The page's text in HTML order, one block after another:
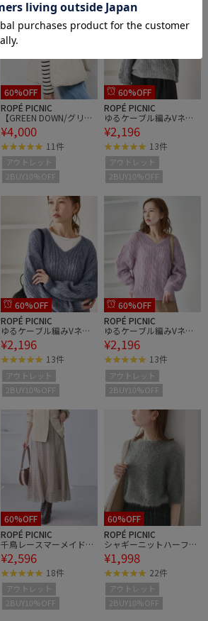
60%OFF
ROPÉ PICNIC
【GREEN DOWN/グリー
ンダウン】ペプラムダウ
ンベスト
¥4,000
11件
アウトレット
2BUY10%OFF
60%OFF
ROPÉ PICNIC
ゆるケーブル編みVネッ
クニット
¥2,196
13件
アウトレット
2BUY10%OFF
60%OFF
ROPÉ PICNIC
ゆるケーブル編みVネッ
クニット
¥2,196
13件
アウトレット
2BUY10%OFF
60%OFF
ROPÉ PICNIC
ゆるケーブル編みVネッ
クニット
¥2,196
13件
アウトレット
2BUY10%OFF
60%OFF
ROPÉ PICNIC
千鳥レースマーメイドス
カード
¥2,596
18件
アウトレット
2BUY10%OFF
60%OFF
ROPÉ PICNIC
シャギーニットハーフス
リーブプルオーバー
¥1,998
22件
アウトレット
2BUY10%OFF